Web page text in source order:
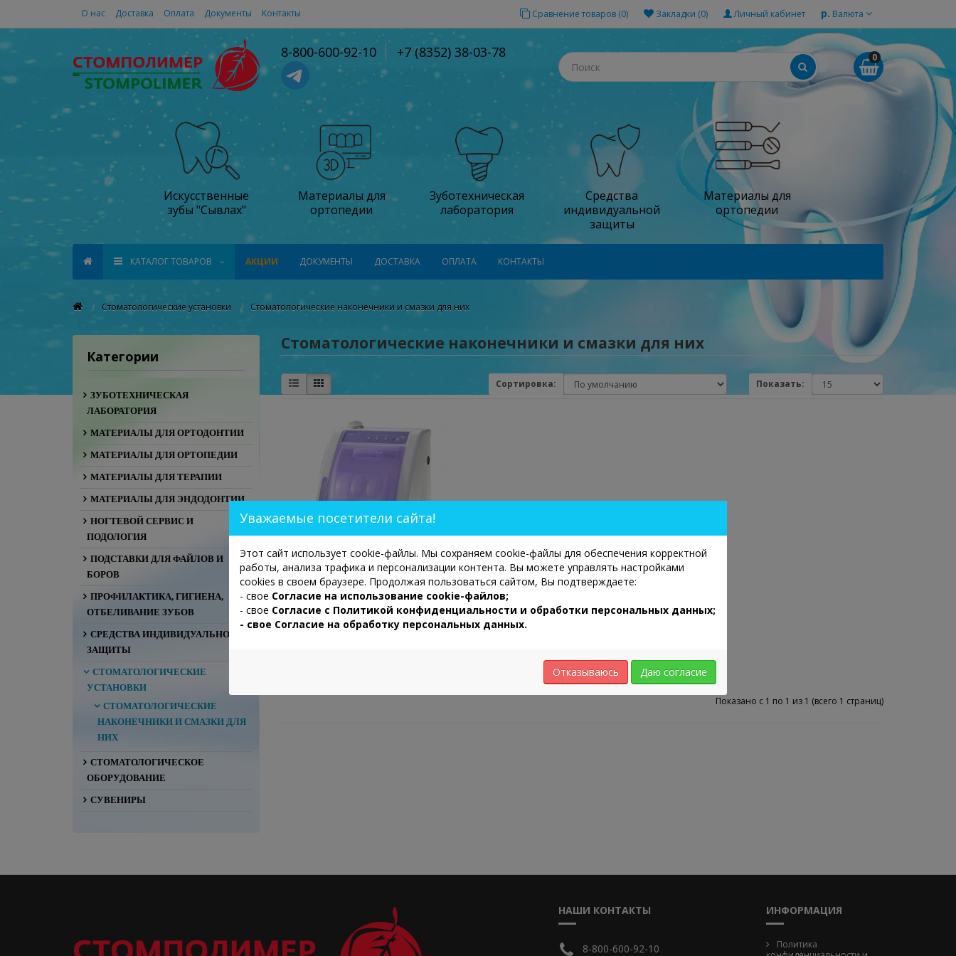
О нас Доставка Оплата Документы Контакты р. Валюта
Личный кабинет
Закладки (0)
Сравнение товаров (0)
8-800-600-92-10 +7 (8352) 38-03-78 0
Искусственные
зубы "Сывлах"
Материалы для
ортопедии
Зуботехническая
лаборатория
Средства
индивидуальной
защиты
Материалы для
ортопедии
КАТАЛОГ ТОВАРОВ АКЦИИ ДОКУМЕНТЫ ДОСТАВКА ОПЛАТА КОНТАКТЫ
Стоматологические установки Стоматологические наконечники и смазки для них
Категории
ЗУБОТЕХНИЧЕСКАЯ
ЛАБОРАТОРИЯ
МАТЕРИАЛЫ ДЛЯ ОРТОДОНТИИ
МАТЕРИАЛЫ ДЛЯ ОРТОПЕДИИ
МАТЕРИАЛЫ ДЛЯ ТЕРАПИИ
МАТЕРИАЛЫ ДЛЯ ЭНДОДОНТИИ
НОГТЕВОЙ СЕРВИС И
ПОДОЛОГИЯ
ПОДСТАВКИ ДЛЯ ФАЙЛОВ И
БОРОВ
ПРОФИЛАКТИКА, ГИГИЕНА,
ОТБЕЛИВАНИЕ ЗУБОВ
СРЕДСТВА ИНДИВИДУАЛЬНОЙ
ЗАЩИТЫ
СТОМАТОЛОГИЧЕСКИЕ
УСТАНОВКИ
СТОМАТОЛОГИЧЕСКИЕ
НАКОНЕЧНИКИ И СМАЗКИ ДЛЯ
НИХ
СТОМАТОЛОГИЧЕСКОЕ
ОБОРУДОВАНИЕ
СУВЕНИРЫ
Стоматологические наконечники и смазки для них
Сортировка: Показать:
Машина для смазки и
чистки наконечников
WOSON LUB 909
45000р.
Показано с 1 по 1 из 1 (всего 1 страниц)
НАШИ КОНТАКТЫ
8-800-600-92-10
ИНФОРМАЦИЯ
Политика
Уважаемые посетители сайта!
Этот сайт использует cookie-файлы. Мы сохраняем cookie-файлы для обеспечения корректной
работы, анализа трафика и персонализации контента. Вы можете управлять настройками
cookies в своем браузере. Продолжая пользоваться сайтом, Вы подтверждаете:
- свое Согласие на использование cookie-файлов;
- свое Согласие с Политикой конфиденциальности и обработки персональных данных;
- свое Согласие на обработку персональных данных.
Отказываюсь Даю согласие